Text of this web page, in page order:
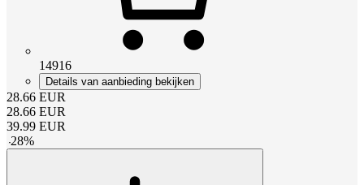
14916
Details van aanbieding bekijken
28.66 EUR
28.66 EUR
39.99 EUR
-28%